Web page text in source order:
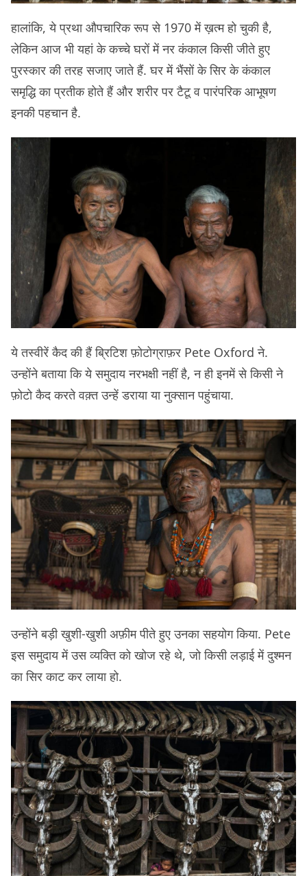
हालांकि, ये प्रथा औपचारिक रूप से 1970 में ख़त्म हो चुकी है,
लेकिन आज भी यहां के कच्चे घरों में नर कंकाल किसी जीते हुए
पुरस्कार की तरह सजाए जाते हैं. घर में भैंसों के सिर के कंकाल
समृद्धि का प्रतीक होते हैं और शरीर पर टैटू व पारंपरिक आभूषण
इनकी पहचान है.
ये तस्वीरें कैद की हैं ब्रिटिश फ़ोटोग्राफ़र Pete Oxford ने.
उन्होंने बताया कि ये समुदाय नरभक्षी नहीं है, न ही इनमें से किसी ने
फ़ोटो कैद करते वक़्त उन्हें डराया या नुक्सान पहुंचाया.
उन्होंने बड़ी खुशी-खुशी अफ़ीम पीते हुए उनका सहयोग किया. Pete
इस समुदाय में उस व्यक्ति को खोज रहे थे, जो किसी लड़ाई में ​दुश्मन
का सिर काट कर लाया हो.